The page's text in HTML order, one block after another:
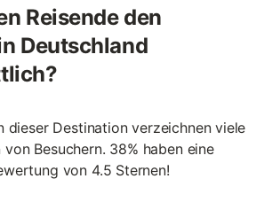
Reisende den
Deutschland
dieser Destination verzeichnen viele
Besuchern. 38% haben eine
von 4.5 Sternen!